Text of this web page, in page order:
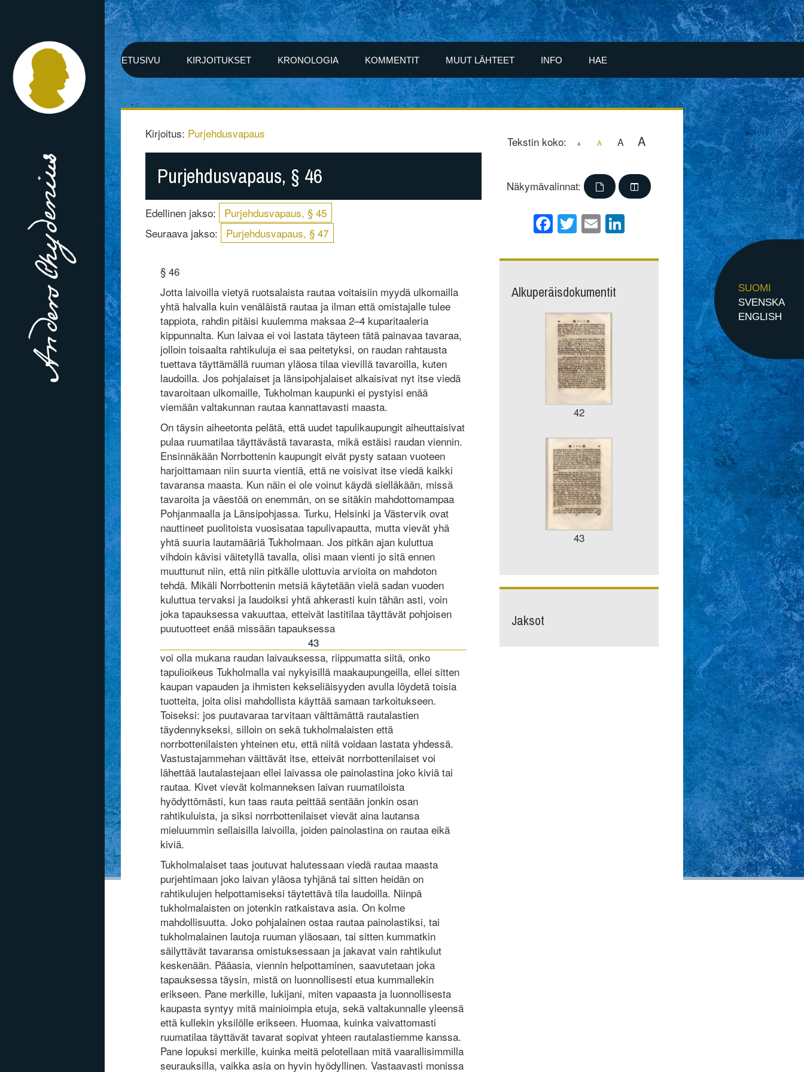
ETUSIVU KIRJOITUKSET KRONOLOGIA KOMMENTIT MUUT LÄHTEET INFO HAE
SUOMI
SVENSKA
ENGLISH
Kirjoitus: Purjehdusvapaus
Purjehdusvapaus, § 46
Edellinen jakso:
Purjehdusvapaus, § 45
Seuraava jakso:
Purjehdusvapaus, § 47
Tekstin koko: A A A A
Näkymävalinnat:
Facebook
Twitter
EmailLinkedIn
§ 46
Jotta laivoilla vietyä ruotsalaista rautaa voitaisiin myydä ulkomailla
yhtä halvalla kuin venäläistä rautaa ja ilman että omistajalle tulee
tappiota, rahdin pitäisi kuulemma maksaa 2–4 kuparitaaleria
kippunnalta. Kun laivaa ei voi lastata täyteen tätä painavaa tavaraa,
jolloin toisaalta rahtikuluja ei saa peitetyksi, on raudan rahtausta
tuettava täyttämällä ruuman yläosa tilaa vievillä tavaroilla, kuten
laudoilla. Jos pohjalaiset ja länsipohjalaiset alkaisivat nyt itse viedä
tavaroitaan ulkomaille, Tukholman kaupunki ei pystyisi enää
viemään valtakunnan rautaa kannattavasti maasta.
On täysin aiheetonta pelätä, että uudet tapulikaupungit aiheuttaisivat
pulaa ruumatilaa täyttävästä tavarasta, mikä estäisi raudan viennin.
Ensinnäkään Norrbottenin kaupungit eivät pysty sataan vuoteen
harjoittamaan niin suurta vientiä, että ne voisivat itse viedä kaikki
tavaransa maasta. Kun näin ei ole voinut käydä sielläkään, missä
tavaroita ja väestöä on enemmän, on se sitäkin mahdottomampaa
Pohjanmaalla ja Länsipohjassa. Turku, Helsinki ja Västervik ovat
nauttineet puolitoista vuosisataa tapulivapautta, mutta vievät yhä
yhtä suuria lautamääriä Tukholmaan. Jos pitkän ajan kuluttua
vihdoin kävisi väitetyllä tavalla, olisi maan vienti jo sitä ennen
muuttunut niin, että niin pitkälle ulottuvia arvioita on mahdoton
tehdä. Mikäli Norrbottenin metsiä käytetään vielä sadan vuoden
kuluttua tervaksi ja laudoiksi yhtä ahkerasti kuin tähän asti, voin
joka tapauksessa vakuuttaa, etteivät lastitilaa täyttävät pohjoisen
puutuotteet enää missään tapauksessa
43
voi olla mukana raudan laivauksessa, riippumatta siitä, onko
tapulioikeus Tukholmalla vai nykyisillä maakaupungeilla, ellei sitten
kaupan vapauden ja ihmisten kekseliäisyyden avulla löydetä toisia
tuotteita, joita olisi mahdollista käyttää samaan tarkoitukseen.
Toiseksi: jos puutavaraa tarvitaan välttämättä rautalastien
täydennykseksi, silloin on sekä tukholmalaisten että
norrbottenilaisten yhteinen etu, että niitä voidaan lastata yhdessä.
Vastustajammehan väittävät itse, etteivät norrbottenilaiset voi
lähettää lautalastejaan ellei laivassa ole painolastina joko kiviä tai
rautaa. Kivet vievät kolmanneksen laivan ruumatiloista
hyödyttömästi, kun taas rauta peittää sentään jonkin osan
rahtikuluista, ja siksi norrbottenilaiset vievät aina lautansa
mieluummin sellaisilla laivoilla, joiden painolastina on rautaa eikä
kiviä.
Tukholmalaiset taas joutuvat halutessaan viedä rautaa maasta
purjehtimaan joko laivan yläosa tyhjänä tai sitten heidän on
rahtikulujen helpottamiseksi täytettävä tila laudoilla. Niinpä
tukholmalaisten on jotenkin ratkaistava asia. On kolme
mahdollisuutta. Joko pohjalainen ostaa rautaa painolastiksi, tai
tukholmalainen lautoja ruuman yläosaan, tai sitten kummatkin
säilyttävät tavaransa omistuksessaan ja jakavat vain rahtikulut
keskenään. Pääasia, viennin helpottaminen, saavutetaan joka
tapauksessa täysin, mistä on luonnollisesti etua kummallekin
erikseen. Pane merkille, lukijani, miten vapaasta ja luonnollisesta
kaupasta syntyy mitä mai­nioim­pia etuja, sekä valtakunnalle yleensä
että kullekin yksilölle erikseen. Huomaa, kuinka vaivattomasti
ruumatilaa täyttävät tavarat sopivat yhteen rauta­lastiemme kanssa.
Pane lopuksi merkille, kuinka meitä pelotellaan mitä vaarallisimmilla
seurauksilla, vaikka asia on hyvin hyödyllinen. Vastaavasti monissa
Alkuperäisdokumentit
42
43
Jaksot